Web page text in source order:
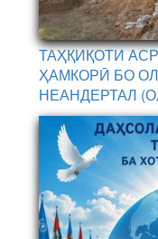
ТАҲҚИҚОТИ
ҲАМКОРӢ БО
НЕАНДЕРТАЛ